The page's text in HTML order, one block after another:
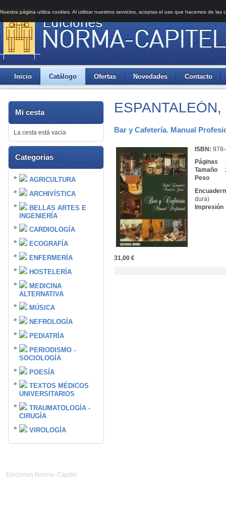
Nuestra página utiliza cookies. Al utilizar nuestros servicios, aceptas el uso que hacemos de las
Inicio Catálogo Ofertas Novedades Contacto
Bar y Cafetería. Manual
ISBN:
Páginas
Tamaño
Peso
dura)
Impresión
31,00 €
Mi cesta
La cesta está vacia
Categorias
AGRICULTURA
ARCHIVÍSTICA
BELLAS ARTES E
INGENIERÍA
CARDIOLOGÍA
ECOGRAFÍA
ENFERMERÍA
HOSTELERÍA
MEDICINA
ALTERNATIVA
MÚSICA
NEFROLOGÍA
PEDIATRÍA
PERIODISMO -
SOCIOLOGÍA
POESÍA
TEXTOS MÉDICOS
UNIVERSITARIOS
TRAUMATOLOGÍA -
CIRUGÍA
VIROLOGÍA
Ediciones Norma- Capitel